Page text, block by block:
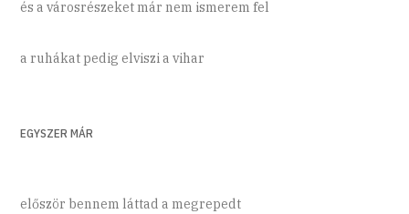
és a városrészeket már nem ismerem fel
a ruhákat pedig elviszi a vihar
EGYSZER MÁR
először bennem láttad a megrepedt